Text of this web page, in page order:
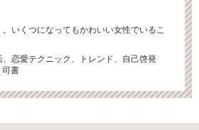
いくつになってもかわいい女性でいるこ
、恋愛テクニック、トレンド、自己啓発
司書